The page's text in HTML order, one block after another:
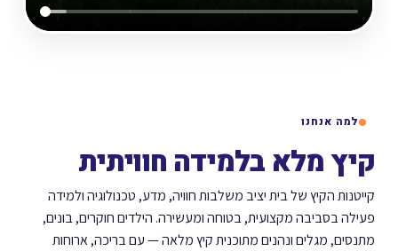
למה אנחנו
קיץ מלא בלמידה חוויתית
קייטנות הקיץ של בית יציב משלבות חוויה, מדע, טכנולוגיה ולמידה
פעילה בסביבה מקצועית, בטוחה ומעשירה. הילדים חוקרים, בונים,
מתנסים, מגלים ונהנים מתוכנית קיץ מלאה — עם בריכה, ארוחות